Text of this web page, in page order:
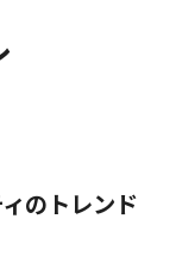
のトレンド